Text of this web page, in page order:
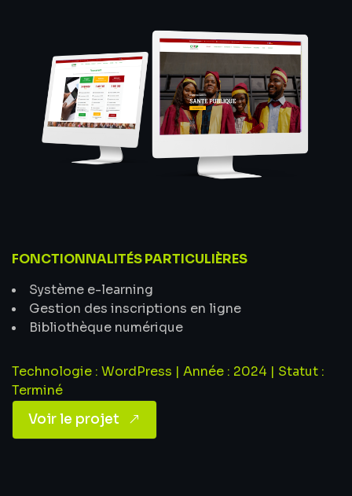
FONCTIONNALITÉS PARTICULIÈRES
Système e-learning
Gestion des inscriptions en ligne
Bibliothèque numérique
Technologie : WordPress | Année : 2024 | Statut :
Terminé
Voir le projet